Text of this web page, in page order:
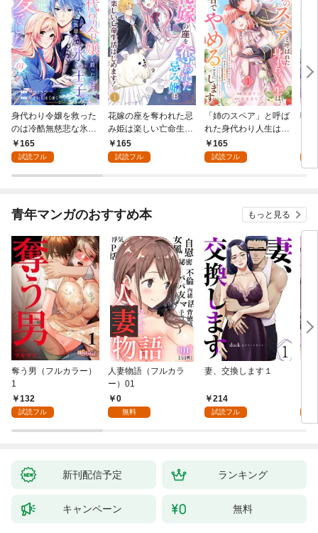
身代わり令嬢を救った
のは冷酷無慈悲な氷の
王子の愛でした１
165
試読フル
花嫁の座を奪われた忌
み姫は楽しい亡命生活
はじめます！１
165
試読フル
「姉のスペア」と呼ば
れた身代わり人生は、
今日でやめることにし
ます～辺境で自由を満
165
試読フル
呪
た
青年マンガのおすすめ本 もっと見る
奪う男（フルカラー）
1
132
試読フル
人妻物語（フルカラ
ー）01
0
無料
妻、交換します１
214
試読フル
な
新刊配信予定 ランキング
キャンペーン 無料